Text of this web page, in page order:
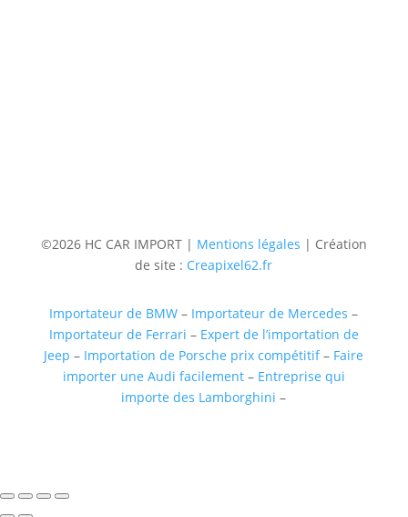
©2026 HC CAR IMPORT | Mentions légales | Création
de site : Creapixel62.fr
Importateur de BMW – Importateur de Mercedes –
Importateur de Ferrari – Expert de l’importation de
Jeep – Importation de Porsche prix compétitif– Faire
importer une Audi facilement– Entreprise qui
importe des Lamborghini –